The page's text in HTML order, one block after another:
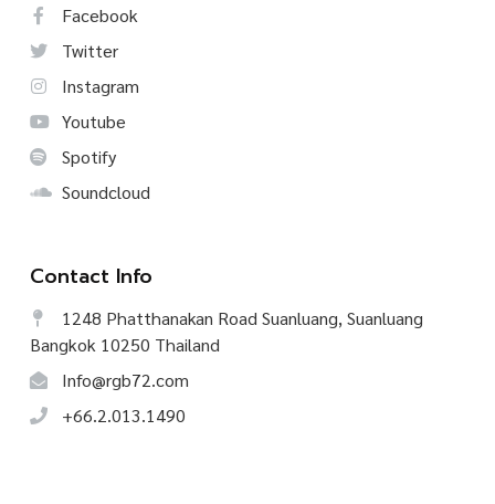
Facebook
Twitter
Instagram
Youtube
Spotify
Soundcloud
Contact Info
1248 Phatthanakan Road Suanluang, Suanluang
Bangkok 10250 Thailand
Info@rgb72.com
+66.2.013.1490